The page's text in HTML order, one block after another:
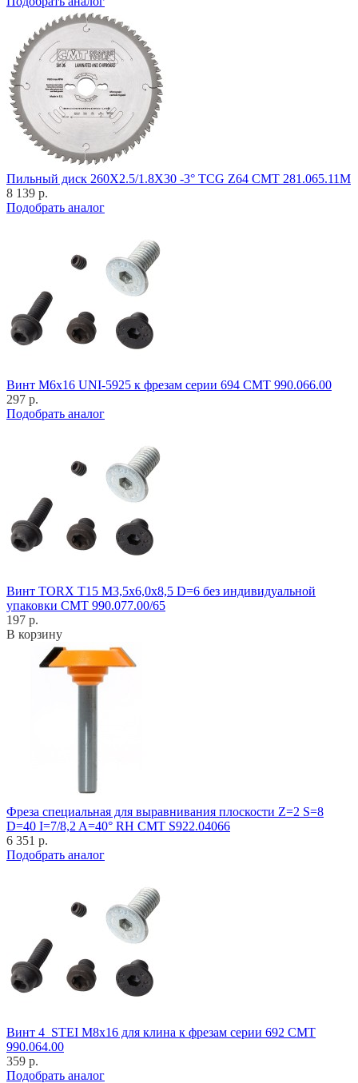
Пильный диск 260X2.5/1.8X30 -3° TCG Z64 CMT 281.065.11M
8 139 р.
Подобрать аналог
Винт M6x16 UNI-5925 к фрезам серии 694 CMT 990.066.00
297 р.
Подобрать аналог
Винт TORX T15 M3,5x6,0x8,5 D=6 без индивидуальной
упаковки CMT 990.077.00/65
197 р.
В корзину
Фреза специальная для выравнивания плоскости Z=2 S=8
D=40 I=7/8,2 A=40° RH CMT S922.04066
6 351 р.
Подобрать аналог
Винт 4_STEI M8x16 для клина к фрезам серии 692 CMT
990.064.00
359 р.
Подобрать аналог